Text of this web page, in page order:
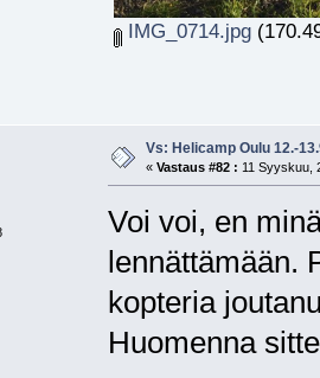
IMG_0714.jpg
Vs: Helicamp Oulu 12.-
« Vastaus #82 : 11 Syyskuu,
Voi voi, en
lennättämään.
kopteria
Huomenna